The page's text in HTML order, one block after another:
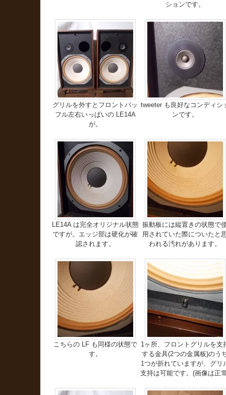
ションです。
グリルを外すとフロントバッ
フル左右いっぱいの LE14A
が。
tweeter も良好なコンディシ
ンです。
LE14A は完全オリジナル状態
ですが。エッジ部は硬化が確
認されます。
振動板には縦置きの状態で
用されていた際についたと
われる汚れがあります。
こちらの LF も同様の状態で
す。
1ヶ所、フロントグリルを支
する金具(2つの金属板)のう
1つが折れていますが、グリ
支持は可能です。(画像は正